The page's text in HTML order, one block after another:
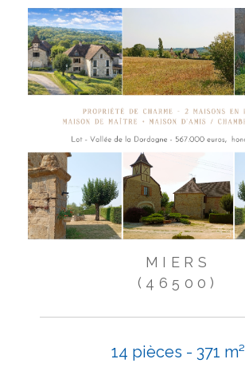
MIERS
(46500)
14 pièces - 371 m²